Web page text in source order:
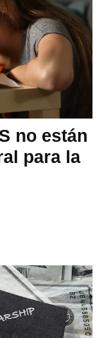
no están
para la